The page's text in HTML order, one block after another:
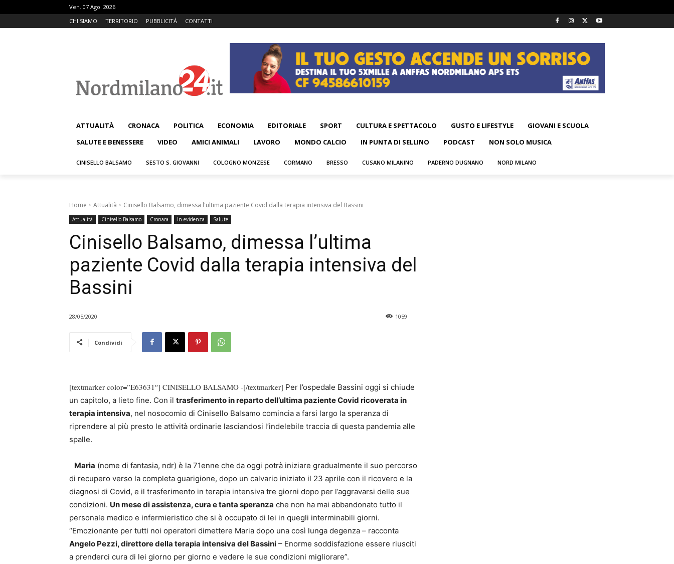
Ven. 07 Ago. 2026
CHI SIAMO
TERRITORIO PUBBLICITÁ CONTATTI
ATTUALITÀ CRONACA POLITICA ECONOMIA EDITORIALE SPORT CULTURA E SPETTACOLO GUSTO E LIFESTYLE
GIOVANI E SCUOLA
SALUTE E BENESSERE
VIDEO AMICI ANIMALI LAVORO MONDO CALCIO IN PUNTA DI SELLINO PODCAST NON SOLO MUSICA
CINISELLO BALSAMO SESTO S. GIOVANNI COLOGNO MONZESE CORMANO BRESSO CUSANO MILANINO PADERNO DUGNANO NORD MILANO
Home Attualità Cinisello Balsamo, dimessa l'ultima paziente Covid dalla terapia intensiva del Bassini
Attualità Cinisello Balsamo Cronaca In evidenza Salute
Cinisello Balsamo, dimessa l’ultima
paziente Covid dalla terapia intensiva del
Bassini
28/05/2020 1059
Condividi
[textmarker color=”E63631″] CINISELLO BALSAMO -[/textmarker] Per l’ospedale Bassini oggi si chiude
un capitolo, a lieto fine. Con il trasferimento in reparto dell’ultima paziente Covid ricoverata in
terapia intensiva, nel nosocomio di Cinisello Balsamo comincia a farsi largo la speranza di
riprendere al più presto le attività ordinarie lasciandosi l’indelebile traccia di questa pandemia alle
spalle.
Maria (nome di fantasia, ndr) è la 71enne che da oggi potrà iniziare gradualmente il suo percorso
di recupero verso la completa guarigione, dopo un calvario iniziato il 23 aprile con il ricovero e la
diagnosi di Covid, e il trasferimento in terapia intensiva tre giorni dopo per l’aggravarsi delle sue
condizioni. Un mese di assistenza, cura e tanta speranza che non ha mai abbandonato tutto il
personale medico e infermieristico che si è occupato di lei in quegli interminabili giorni.
“Emozionante per tutti noi operatori dimettere Maria dopo una così lunga degenza – racconta
Angelo Pezzi, direttore della terapia intensiva del Bassini – Enorme soddisfazione essere riusciti
a prenderci cura di lei giorno per giorno e vedere le sue condizioni migliorare”.